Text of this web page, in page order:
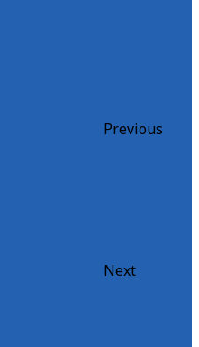
Previous
Next